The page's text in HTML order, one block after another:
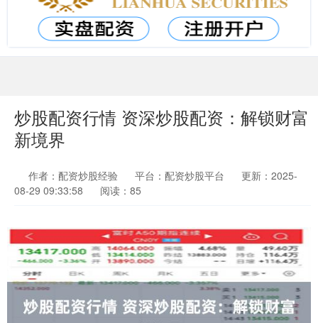
炒股配资行情 资深炒股配资：解锁财富
新境界
作者：配资炒股经验 平台：配资炒股平台
更新：2025-
08-29 09:33:58
阅读：85